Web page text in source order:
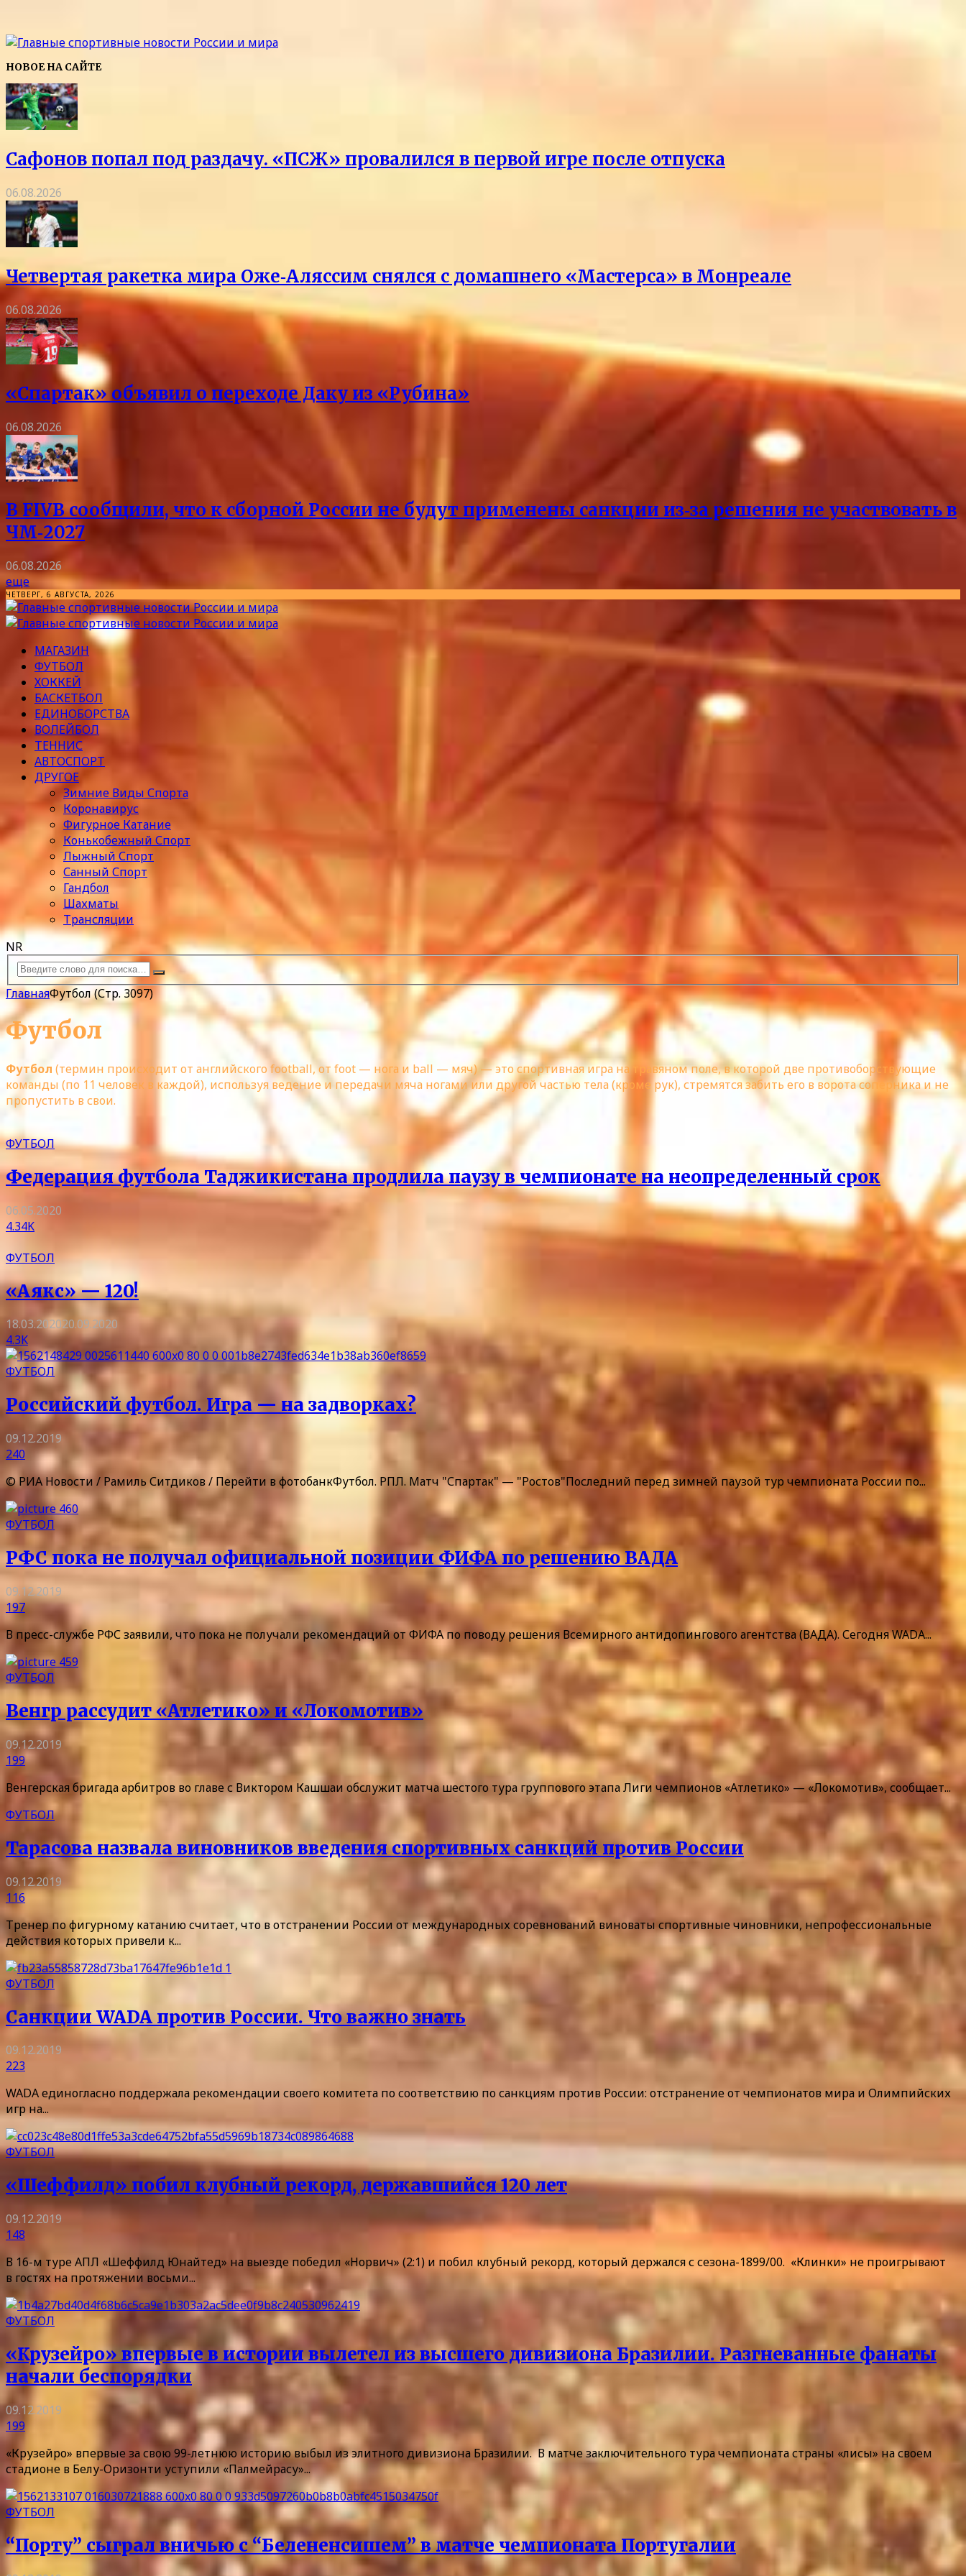
НОВОЕ НА САЙТЕ
Сафонов попал под раздачу. «ПСЖ» провалился в первой игре после отпуска
06.08.2026
Четвертая ракетка мира Оже‑Аляссим снялся с домашнего «Мастерса» в Монреале
06.08.2026
«Спартак» объявил о переходе Даку из «Рубина»
06.08.2026
В FIVB сообщили, что к сборной России не будут применены санкции из‑за решения не участвовать в
ЧМ‑2027
06.08.2026
еще
ЧЕТВЕРГ, 6 АВГУСТА, 2026
МАГАЗИН
ФУТБОЛ
ХОККЕЙ
БАСКЕТБОЛ
ЕДИНОБОРСТВА
ВОЛЕЙБОЛ
ТЕННИС
АВТОСПОРТ
ДРУГОЕ
Зимние Виды Спорта
Коронавирус
Фигурное Катание
Конькобежный Спорт
Лыжный Спорт
Санный Спорт
Гандбол
Шахматы
Трансляции
NR
ГлавнаяФутбол(Стр. 3097)
Футбол
Футбол (термин происходит от английского football, от foot — нога и ball — мяч) — это спортивная игра на травяном поле, в которой две противоборствующие
команды (по 11 человек в каждой), используя ведение и передачи мяча ногами или другой частью тела (кроме рук), стремятся забить его в ворота соперника и не
пропустить в свои.
ФУТБОЛ
Федерация футбола Таджикистана продлила паузу в чемпионате на неопределенный срок
06.05.2020
4.34K
ФУТБОЛ
«Аякс» — 120!
18.03.202020.09.2020
4.3K
ФУТБОЛ
Российский футбол. Игра — на задворках?
09.12.2019
240
© РИА Новости / Рамиль Ситдиков / Перейти в фотобанкФутбол. РПЛ. Матч "Спартак" — "Ростов"Последний перед зимней паузой тур чемпионата России по...
ФУТБОЛ
РФС пока не получал официальной позиции ФИФА по решению ВАДА
09.12.2019
197
В пресс-службе РФС заявили, что пока не получали рекомендаций от ФИФА по поводу решения Всемирного антидопингового агентства (ВАДА). Сегодня WADA...
ФУТБОЛ
Венгр рассудит «Атлетико» и «Локомотив»
09.12.2019
199
Венгерская бригада арбитров во главе с Виктором Кашшаи обслужит матча шестого тура группового этапа Лиги чемпионов «Атлетико» — «Локомотив», сообщает...
ФУТБОЛ
Тарасова назвала виновников введения спортивных санкций против России
09.12.2019
116
Тренер по фигурному катанию считает, что в отстранении России от международных соревнований виноваты спортивные чиновники, непрофессиональные
действия которых привели к...
ФУТБОЛ
Санкции WADA против России. Что важно знать
09.12.2019
223
WADA единогласно поддержала рекомендации своего комитета по соответствию по санкциям против России: отстранение от чемпионатов мира и Олимпийских
игр на...
ФУТБОЛ
«Шеффилд» побил клубный рекорд, державшийся 120 лет
09.12.2019
148
В 16-м туре АПЛ «Шеффилд Юнайтед» на выезде победил «Норвич» (2:1) и побил клубный рекорд, который держался с сезона-1899/00. «Клинки» не проигрывают
в гостях на протяжении восьми...
ФУТБОЛ
«Крузейро» впервые в истории вылетел из высшего дивизиона Бразилии. Разгневанные фанаты
начали беспорядки
09.12.2019
199
«Крузейро» впервые за свою 99-летнюю историю выбыл из элитного дивизиона Бразилии. В матче заключительного тура чемпионата страны «лисы» на своем
стадионе в Белу-Оризонти уступили «Палмейрасу»...
ФУТБОЛ
“Порту” сыграл вничью с “Белененсишем” в матче чемпионата Португалии